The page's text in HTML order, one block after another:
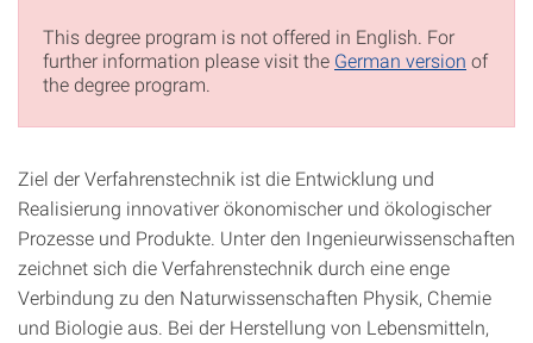
This degree program is not offered in English. For
further information please visit the German version of
the degree program.
Ziel der Verfahrenstechnik ist die Entwicklung und
Realisierung innovativer ökonomischer und ökologischer
Prozesse und Produkte. Unter den Ingenieurwissenschaften
zeichnet sich die Verfahrenstechnik durch eine enge
Verbindung zu den Naturwissenschaften Physik, Chemie
und Biologie aus. Bei der Herstellung von Lebensmitteln,